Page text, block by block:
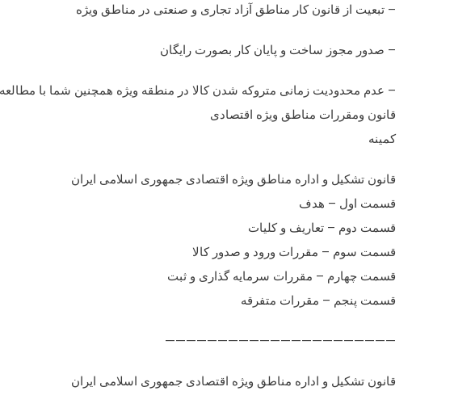
– تبعیت از قانون کار مناطق آزاد تجاری و صنعتی در مناطق ویژه
– صدور مجوز ساخت و پایان کار بصورت رایگان
– عدم محدودیت زمانی متروکه شدن کالا در منطقه ویژه همچنین شما با
قانون ومقررات مناطق ویژه اقتصادی
کمینه
قانون تشکیل و اداره مناطق ویژه اقتصادی جمهوری اسلامی ایران
قسمت اول – هدف
قسمت دوم – تعاریف و کلیات
قسمت سوم – مقررات ورود و صدور کالا
قسمت چهارم – مقررات سرمایه گذاری و ثبت
قسمت پنجم – مقررات متفرقه
——————————————————————
قانون تشکیل و اداره مناطق ویژه اقتصادی جمهوری اسلامی ایران